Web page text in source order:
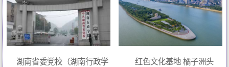
湖南省委党校（湖南行政学
红色文化基地 橘子洲头